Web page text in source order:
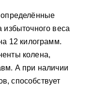
определённые
избыточного веса
12 килограмм.
колена,
А при наличии
способствует